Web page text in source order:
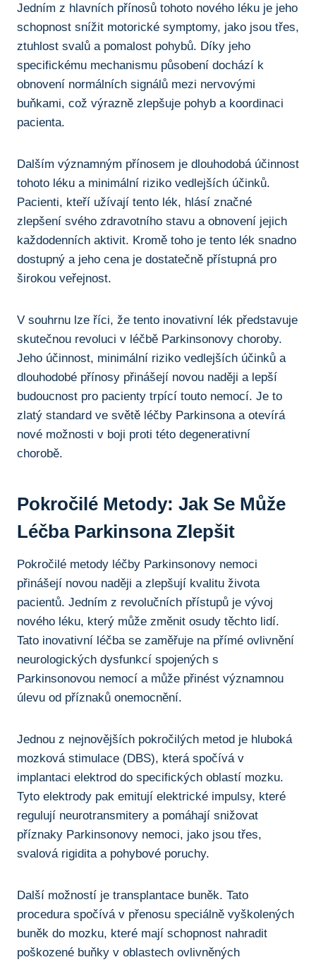
Jedním​ z‌ hlavních⁤ přínosů tohoto nového léku je​ jeho
schopnost snížit​ motorické symptomy,⁣ jako ⁣jsou třes,
ztuhlost svalů ⁢a pomalost pohybů. Díky jeho
specifickému ⁢mechanismu působení ⁢dochází k
‌obnovení normálních⁢ signálů mezi nervovými
buňkami, což výrazně zlepšuje pohyb a koordinaci
pacienta.
Dalším významným přínosem je dlouhodobá účinnost
tohoto léku a minimální riziko vedlejších účinků.
Pacienti, kteří užívají tento lék, hlásí značné
zlepšení svého ‍zdravotního​ stavu a obnovení jejich
každodenních aktivit. Kromě toho je tento lék snadno
dostupný a jeho cena je dostatečně přístupná pro
širokou veřejnost.
V souhrnu lze říci, že tento inovativní​ lék představuje
skutečnou revoluci v⁣ léčbě Parkinsonovy choroby.
Jeho účinnost, minimální riziko vedlejších účinků ⁣a ​
dlouhodobé přínosy přinášejí novou naději a ​lepší
budoucnost pro pacienty trpící touto nemocí. Je to
zlatý standard ve ​světě léčby ‍Parkinsona a ​otevírá
nové ​možnosti v boji ⁢proti ⁢této‍ degenerativní
⁤chorobě.
Pokročilé Metody: Jak Se Může
Léčba Parkinsona Zlepšit
Pokročilé metody léčby​ Parkinsonovy nemoci
přinášejí novou naději a zlepšují kvalitu života
pacientů. Jedním z revolučních přístupů je vývoj‍
nového léku, který může změnit osudy těchto lidí.
Tato inovativní léčba se zaměřuje⁣ na ⁢přímé ovlivnění
neurologických dysfunkcí spojených s
Parkinsonovou nemocí a může přinést významnou
úlevu od ⁢příznaků onemocnění.
Jednou z nejnovějších pokročilých ​metod je hluboká‌
mozková stimulace (DBS), která spočívá v
implantaci elektrod ⁣do specifických oblastí mozku.
Tyto elektrody pak emitují elektrické impulsy, které
regulují neurotransmitery a pomáhají snižovat
příznaky Parkinsonovy nemoci, jako jsou třes,
svalová rigidita a pohybové poruchy.
Další možností je transplantace buněk. Tato⁣
procedura spočívá ​v přenosu speciálně ⁤vyškolených
buněk do mozku, které mají schopnost nahradit
poškozené buňky v oblastech‌ ovlivněných